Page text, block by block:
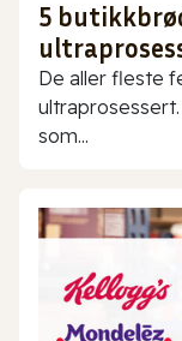
5
De aller fleste
som...